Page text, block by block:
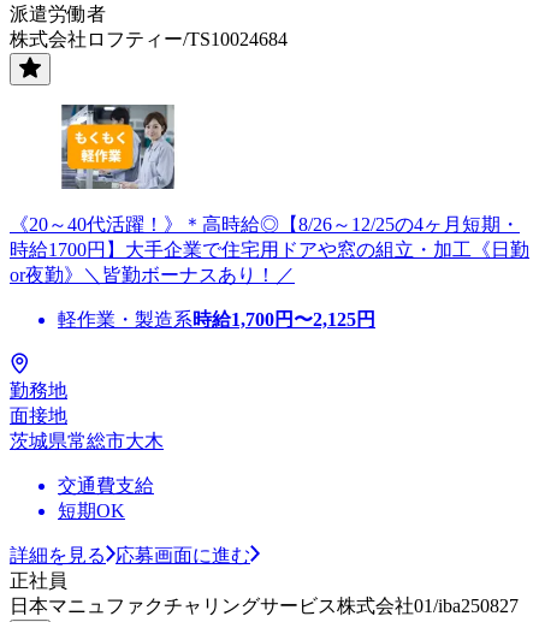
派遣労働者
株式会社ロフティー/TS10024684
《20～40代活躍！》＊高時給◎【8/26～12/25の4ヶ月短期・
時給1700円】大手企業で住宅用ドアや窓の組立・加工《日勤
or夜勤》＼皆勤ボーナスあり！／
軽作業・製造系時給1,700円〜2,125円
勤務地
面接地
茨城県常総市大木
交通費支給
短期OK
詳細を見る
応募画面に進む
正社員
日本マニュファクチャリングサービス株式会社01/iba250827